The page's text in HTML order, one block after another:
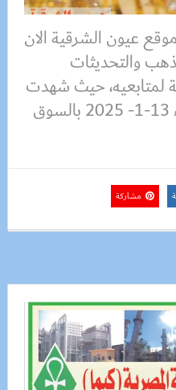
عيون الشرقية الان
والتحديثات
لمتابعيه، حيث شهدت
أسعار الذهب اليوم الثلاثاء 13-1- 2025 بالسوق
مشاركة